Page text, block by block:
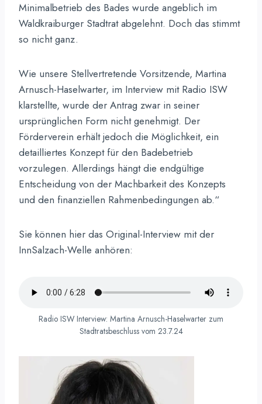
Minimalbetrieb des Bades wurde angeblich im
Waldkraiburger Stadtrat abgelehnt. Doch das stimmt
so nicht ganz.
Wie unsere Stellvertretende Vorsitzende, Martina
Arnusch-Haselwarter, im Interview mit Radio ISW
klarstellte, wurde der Antrag zwar in seiner
ursprünglichen Form nicht genehmigt. Der
Förderverein erhält jedoch die Möglichkeit, ein
detailliertes Konzept für den Badebetrieb
vorzulegen. Allerdings hängt die endgültige
Entscheidung von der Machbarkeit des Konzepts
und den finanziellen Rahmenbedingungen ab.“
Sie können hier das Original-Interview mit der
InnSalzach-Welle anhören:
Radio ISW Interview: Martina Arnusch-Haselwarter zum
Stadtratsbeschluss vom 23.7.24